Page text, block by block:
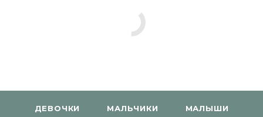
ДЕВОЧКИ МАЛЬЧИКИ МАЛЫШИ